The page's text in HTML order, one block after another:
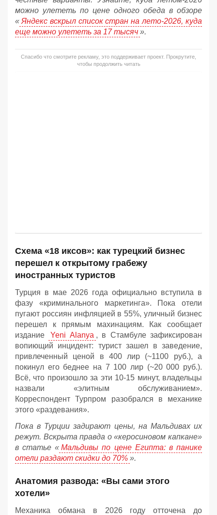
можно улететь по цене одного обеда в обзоре
« Яндекс вскрыл список стран на лето-2026, куда
еще можно улететь за 17 тысяч ».
Спасибо что смотрите рекламу, это поддерживает проект. Прокрутите,
чтобы продолжить читать
Схема «18 иксов»: как турецкий бизнес
перешел к открытому грабежу
иностранных туристов
Турция в мае 2026 года официально вступила в
фазу «криминального маркетинга». Пока отели
пугают россиян инфляцией в 55%, уличный бизнес
перешел к прямым махинациям. Как сообщает
издание
Yeni Alanya , в Стамбуле зафиксирован
вопиющий инцидент: турист зашел в заведение,
привлеченный ценой в 400 лир (~1100 руб.), а
покинул его беднее на 7 100 лир (~20 000 руб.).
Всё, что произошло за эти 10-15 минут, владельцы
назвали «элитным обслуживанием».
Корреспондент Турпром разобрался в механике
этого «раздевания».
Пока в Турции задирают цены, на Мальдивах их
режут. Вскрыта правда о «керосиновом капкане»
в статье « Мальдивы по цене Египта: в панике
отели раздают скидки до 70% ».
Анатомия развода: «Вы сами этого
хотели»
Механика обмана в 2026 году отточена до